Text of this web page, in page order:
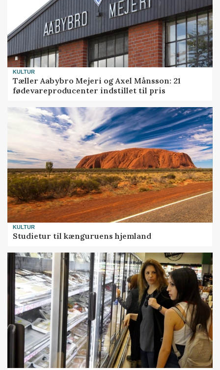
KULTUR
Tæller Aabybro Mejeri og Axel Månsson: 21
fødevareproducenter indstillet til pris
KULTUR
Studietur til kænguruens hjemland